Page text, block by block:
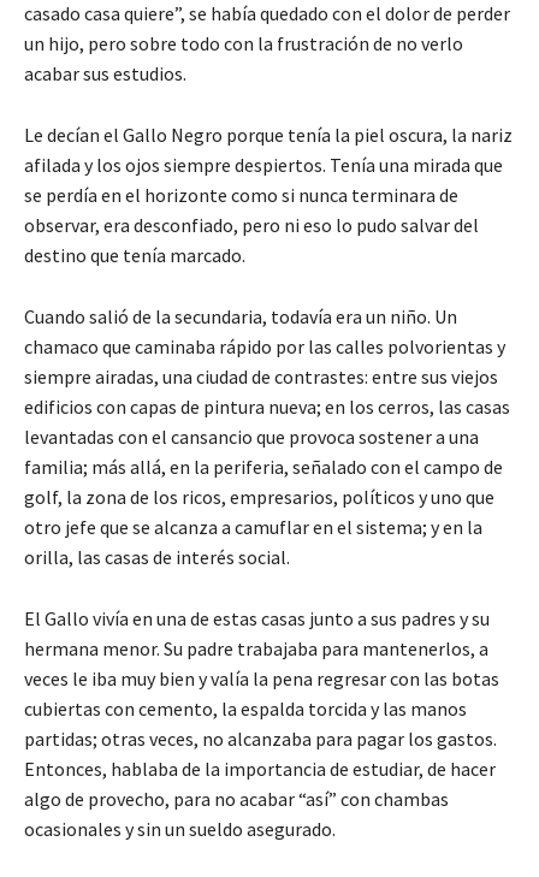
casado casa quiere”, se había quedado con el dolor de perder
un hijo, pero sobre todo con la frustración de no verlo
acabar sus estudios.
Le decían el Gallo Negro porque tenía la piel oscura, la nariz
afilada y los ojos siempre despiertos. Tenía una mirada que
se perdía en el horizonte como si nunca terminara de
observar, era desconfiado, pero ni eso lo pudo salvar del
destino que tenía marcado.
Cuando salió de la secundaria, todavía era un niño. Un
chamaco que caminaba rápido por las calles polvorientas y
siempre airadas, una ciudad de contrastes: entre sus viejos
edificios con capas de pintura nueva; en los cerros, las casas
levantadas con el cansancio que provoca sostener a una
familia; más allá, en la periferia, señalado con el campo de
golf, la zona de los ricos, empresarios, políticos y uno que
otro jefe que se alcanza a camuflar en el sistema; y en la
orilla, las casas de interés social.
El Gallo vivía en una de estas casas junto a sus padres y su
hermana menor. Su padre trabajaba para mantenerlos, a
veces le iba muy bien y valía la pena regresar con las botas
cubiertas con cemento, la espalda torcida y las manos
partidas; otras veces, no alcanzaba para pagar los gastos.
Entonces, hablaba de la importancia de estudiar, de hacer
algo de provecho, para no acabar “así” con chambas
ocasionales y sin un sueldo asegurado.